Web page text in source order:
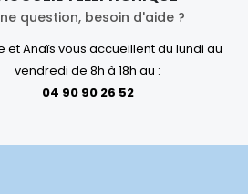
question, besoin d'aide ?
et Anaïs vous accueillent du lundi au
vendredi de 8h à 18h au :
04 90 90 26 52